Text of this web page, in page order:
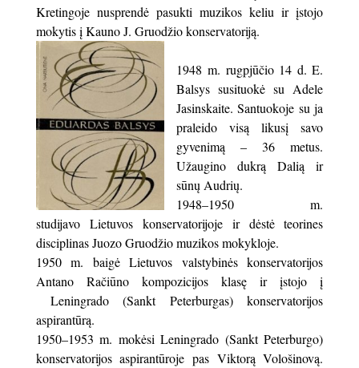
Kretingoje nusprendė pasukti muzikos keliu ir įstojo
mokytis į Kauno J. Gruodžio konservatoriją.
1948 m. rugpjūčio 14 d. E.
Balsys susituokė su Adele
Jasinskaite. Santuokoje su ja
praleido visą likusį savo
gyvenimą – 36 metus.
Užaugino dukrą Dalią ir
sūnų Audrių.
1948–1950 m.
studijavo Lietuvos konservatorijoje ir dėstė teorines
disciplinas Juozo Gruodžio muzikos mokykloje.
1950 m. baigė Lietuvos valstybinės konservatorijos
Antano Račiūno kompozicijos klasę ir įstojo į
Leningrado (Sankt Peterburgas) konservatorijos
aspirantūrą.
1950–1953 m. mokėsi Leningrado (Sankt Peterburgo)
konservatorijos aspirantūroje pas Viktorą Vološinovą.